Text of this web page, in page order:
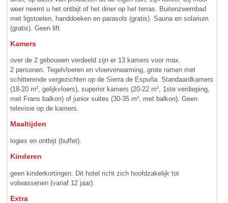
weer neemt u het ontbijt of het diner op het terras. Buiten­zwembad
met ligstoelen, handdoeken en para­­sols (gratis). Sauna en solarium
(gratis). Geen lift.
Kamers
over de 2 gebouwen verdeeld zijn er 13 kamers voor max.
2 personen. Tegelvloeren en vloerverwarming, grote ramen met
schitterende vergezichten op de Sierra de Espuña. Standaard­­kamers
(18-20 m², gelijkvloers), superior kamers (20-22 m², 1ste verdieping,
met Frans balkon) of junior suites (30-35 m², met balkon). Geen
televisie op de kamers.
Maaltijden
logies en ontbijt (buffet).
Kinderen
geen kinderkortingen. Dit hotel richt zich hoofd­zakelijk tot
volwassenen (vanaf 12 jaar).
Extra